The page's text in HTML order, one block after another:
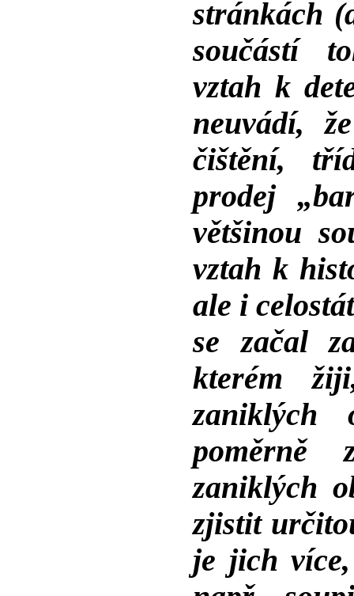
stránkách
součástí
vztah k
neuvádí,
čištění,
prodej
většinou
vztah k
ale i
se začal
kterém
zaniklých
poměrně
zaniklých
zjistit
je jich